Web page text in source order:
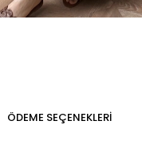
ÖDEME SEÇENEKLERI